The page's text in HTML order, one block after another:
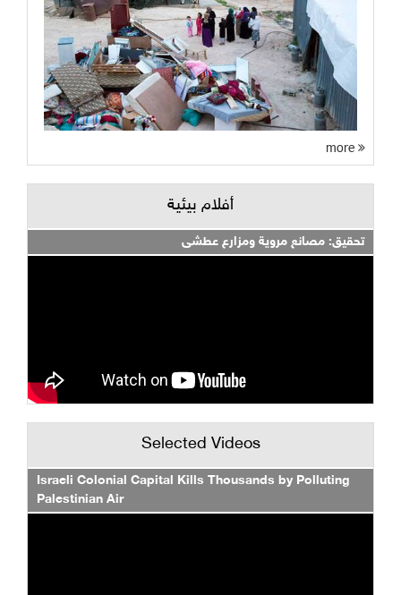
أفلام بيئية
تحقيق: مصانع مروية ومزارع عطشى
Selected Videos
Israeli Colonial Capital Kills Thousands by Polluting
Palestinian Air